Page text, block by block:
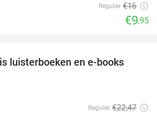
Regulier €16
€9,95
luisterboeken en e-books
Regulier €22,47